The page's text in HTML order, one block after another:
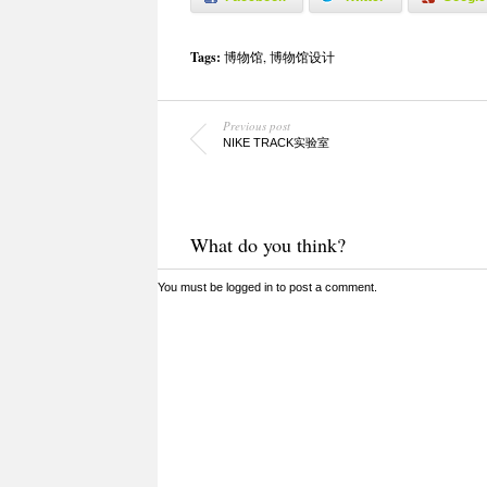
Tags: 博物馆, 博物馆设计
Previous post
NIKE TRACK实验室
What do you think?
You must be logged into post a comment.